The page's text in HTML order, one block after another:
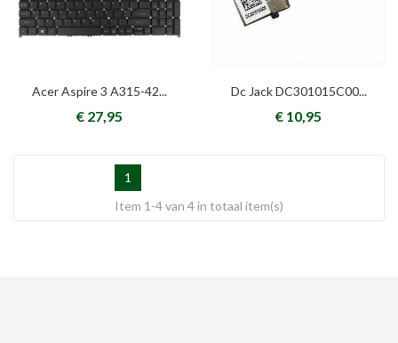
Acer Aspire 3 A315-42...
€ 27,95
Dc Jack DC301015C00...
€ 10,95
1
Item 1-4 van 4 in totaal item(s)